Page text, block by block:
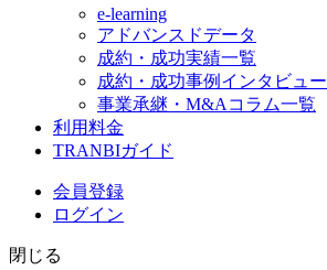
e-learning
アドバンスドデータ
成約・成功実績一覧
成約・成功事例インタビュー
事業承継・M&Aコラム一覧
利用料金
TRANBIガイド
会員登録
ログイン
閉じる